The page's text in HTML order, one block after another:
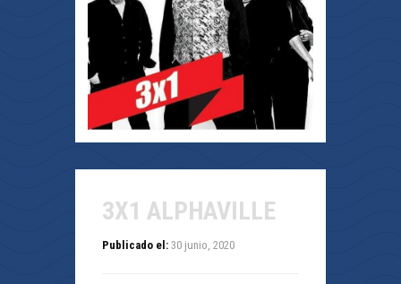
3X1 ALPHAVILLE
Publicado el: 30 junio, 2020